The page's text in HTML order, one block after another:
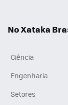
No Xataka
Ciência
Engenharia
Setores